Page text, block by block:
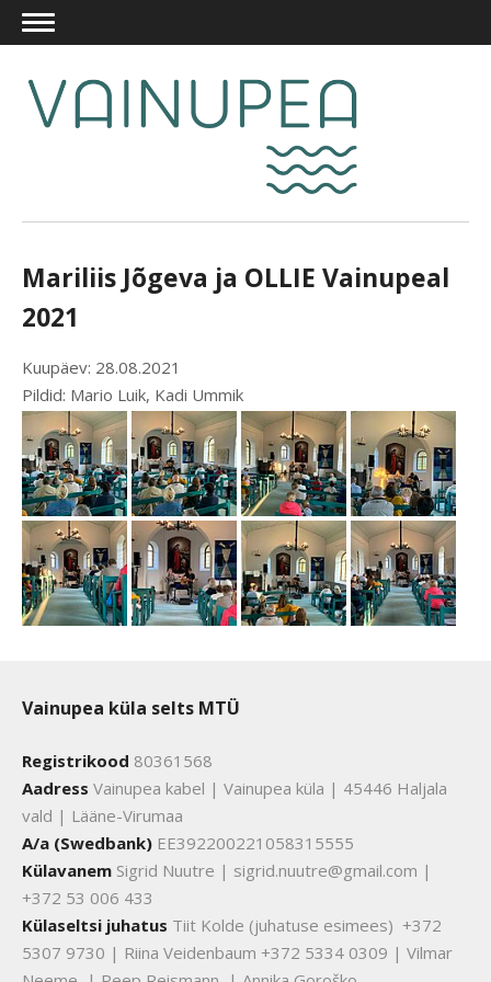
Mariliis Jõgeva ja OLLIE Vainupeal
2021
Kuupäev: 28.08.2021
Pildid: Mario Luik, Kadi Ummik
Vainupea küla selts MTÜ
Registrikood 80361568
Aadress Vainupea kabel | Vainupea küla | 45446 Haljala
vald | Lääne-Virumaa
A/a (Swedbank) EE392200221058315555
Külavanem Sigrid Nuutre | sigrid.nuutre@gmail.com |
+372 53 006 433
Külaseltsi juhatus Tiit Kolde (juhatuse esimees) +372
5307 9730 | Riina Veidenbaum +372 5334 0309 | Vilmar